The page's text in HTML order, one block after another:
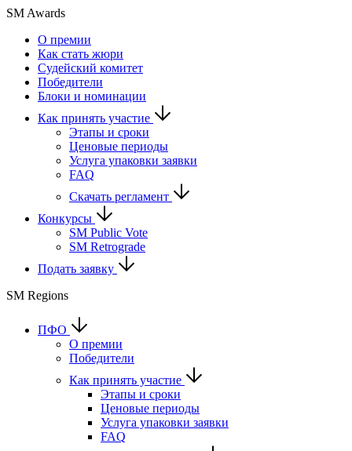
SM Awards
О премии
Как стать жюри
Судейский комитет
Победители
Блоки и номинации
Как принять участие
Этапы и сроки
Ценовые периоды
Услуга упаковки заявки
FAQ
Скачать регламент
Конкурсы
SM Public Vote
SM Retrograde
Подать заявку
SM Regions
ПФО
О премии
Победители
Как принять участие
Этапы и сроки
Ценовые периоды
Услуга упаковки заявки
FAQ